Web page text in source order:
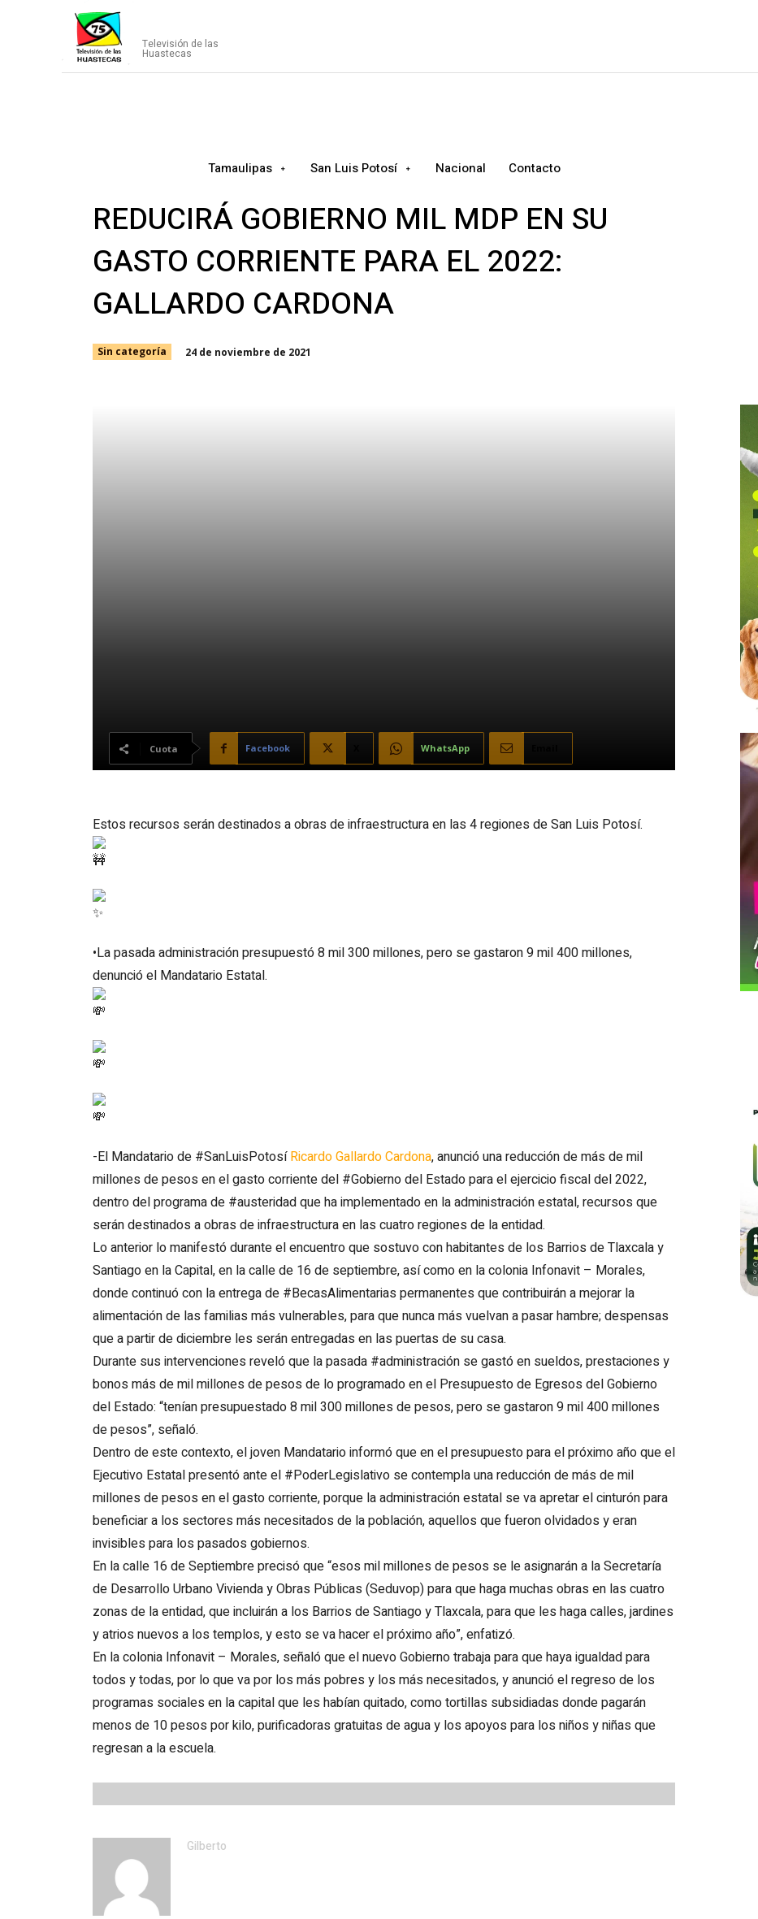
Televisión de las
Huastecas
Tamaulipas San Luis Potosí Nacional Contacto
REDUCIRÁ GOBIERNO MIL MDP EN SU
GASTO CORRIENTE PARA EL 2022:
GALLARDO CARDONA
Sin categoría 24 de noviembre de 2021
Cuota Facebook WhatsApp
Estos recursos serán destinados a obras de infraestructura en las 4 regiones de San Luis Potosí.
•La pasada administración presupuestó 8 mil 300 millones, pero se gastaron 9 mil 400 millones,
denunció el Mandatario Estatal.
-El Mandatario de #SanLuisPotosíRicardo Gallardo Cardona, anunció una reducción de más de mil
millones de pesos en el gasto corriente del #Gobierno del Estado para el ejercicio fiscal del 2022,
dentro del programa de #austeridad que ha implementado en la administración estatal, recursos que
serán destinados a obras de infraestructura en las cuatro regiones de la entidad.
Lo anterior lo manifestó durante el encuentro que sostuvo con habitantes de los Barrios de Tlaxcala y
Santiago en la Capital, en la calle de 16 de septiembre, así como en la colonia Infonavit – Morales,
donde continuó con la entrega de #BecasAlimentarias permanentes que contribuirán a mejorar la
alimentación de las familias más vulnerables, para que nunca más vuelvan a pasar hambre; despensas
que a partir de diciembre les serán entregadas en las puertas de su casa.
Durante sus intervenciones reveló que la pasada #administración se gastó en sueldos, prestaciones y
bonos más de mil millones de pesos de lo programado en el Presupuesto de Egresos del Gobierno
del Estado: “tenían presupuestado 8 mil 300 millones de pesos, pero se gastaron 9 mil 400 millones
de pesos”, señaló.
Dentro de este contexto, el joven Mandatario informó que en el presupuesto para el próximo año que el
Ejecutivo Estatal presentó ante el #PoderLegislativo se contempla una reducción de más de mil
millones de pesos en el gasto corriente, porque la administración estatal se va apretar el cinturón para
beneficiar a los sectores más necesitados de la población, aquellos que fueron olvidados y eran
invisibles para los pasados gobiernos.
En la calle 16 de Septiembre precisó que “esos mil millones de pesos se le asignarán a la Secretaría
de Desarrollo Urbano Vivienda y Obras Públicas (Seduvop) para que haga muchas obras en las cuatro
zonas de la entidad, que incluirán a los Barrios de Santiago y Tlaxcala, para que les haga calles, jardines
y atrios nuevos a los templos, y esto se va hacer el próximo año”, enfatizó.
En la colonia Infonavit – Morales, señaló que el nuevo Gobierno trabaja para que haya igualdad para
todos y todas, por lo que va por los más pobres y los más necesitados, y anunció el regreso de los
programas sociales en la capital que les habían quitado, como tortillas subsidiadas donde pagarán
menos de 10 pesos por kilo, purificadoras gratuitas de agua y los apoyos para los niños y niñas que
regresan a la escuela.
Gilberto